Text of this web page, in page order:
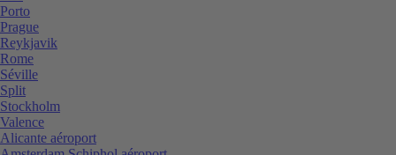
Porto
Prague
Reykjavik
Rome
Séville
Split
Stockholm
Valence
Alicante aéroport